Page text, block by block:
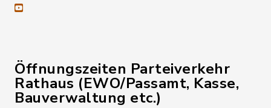
youtube
Öffnungszeiten Parteiverkehr
Rathaus (EWO/Passamt, Kasse,
Bauverwaltung etc.)